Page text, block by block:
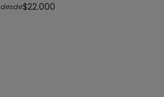
desde$22.000